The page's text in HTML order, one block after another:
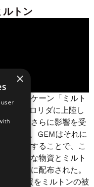
トン
、ハリケーン「ミルト
してフロリダに上陸し
地域はさらに影響を受
こした。GEMはそれに
を確保することで、こ
に必要な物資とミルト
が大量に配布された。
の支援をミルトンの被
×